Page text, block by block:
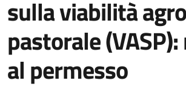
sulla viabilità
pastorale
al permesso